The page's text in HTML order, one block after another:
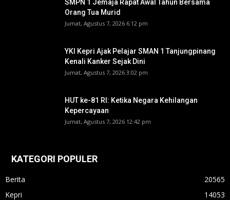
SMPN 1 Jemaja Rapat Awal Tahun Bersama
Orang Tua Murid ‎
Jumat, Agustus 7, 2026 6:12 pm
YKI Kepri Ajak Pelajar SMAN 1 Tanjungpinang
Kenali Kanker Sejak Dini
Jumat, Agustus 7, 2026 3:02 pm
HUT ke-81 RI: Ketika Negara Kehilangan
Kepercayaan
Jumat, Agustus 7, 2026 12:42 pm
KATEGORI POPULER
Berita
20565
Kepri
14053